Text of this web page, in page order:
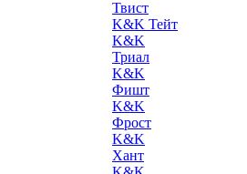
Твист
K&K Тейт
K&K
Триал
K&K
Фишт
K&K
Фрост
K&K
Хант